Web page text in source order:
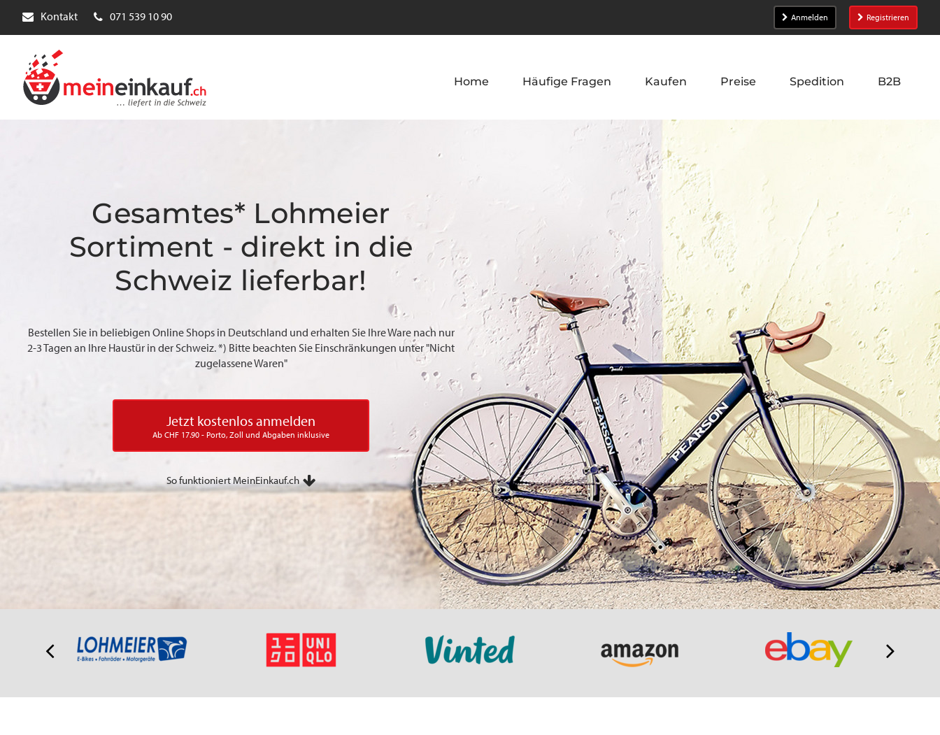
Kontakt 071 539 10 90 Anmelden Registrieren
Home Häufige Fragen Kaufen Preise Spedition B2B
Gesamtes* Lohmeier
Sortiment - direkt in die
Schweiz lieferbar!
Bestellen Sie in beliebigen Online Shops in Deutschland und erhalten Sie Ihre Ware nach nur
2-3 Tagen an Ihre Haustür in der Schweiz. *) Bitte beachten Sie Einschränkungen unter "Nicht
zugelassene Waren"
Jetzt kostenlos anmelden
Ab CHF 17.90 - Porto, Zoll und Abgaben inklusive
So funktioniert MeinEinkauf.ch